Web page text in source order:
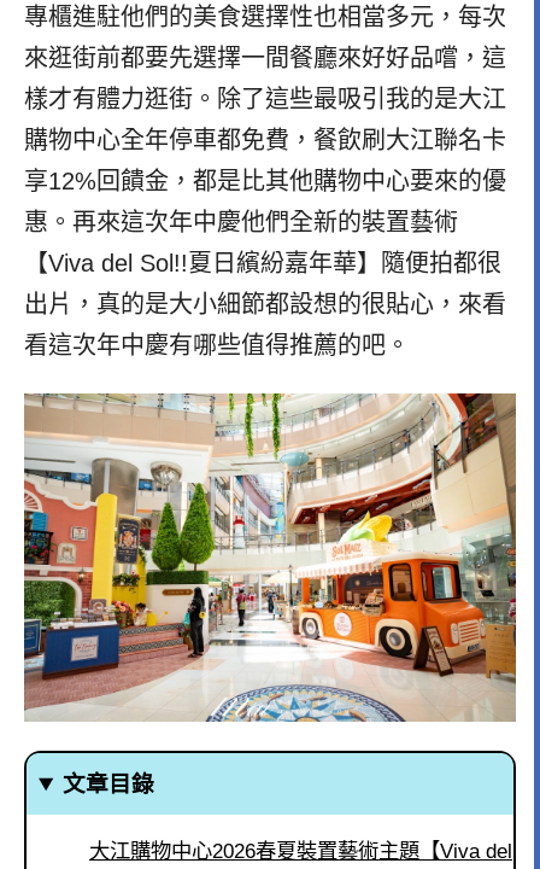
專櫃進駐他們的美食選擇性也相當多元，每次
來逛街前都要先選擇一間餐廳來好好品嚐，這
樣才有體力逛街。除了這些最吸引我的是大江
購物中心全年停車都免費，餐飲刷大江聯名卡
享12%回饋金，都是比其他購物中心要來的優
惠。再來這次年中慶他們全新的裝置藝術
【Viva del Sol!!夏日繽紛嘉年華】隨便拍都很
出片，真的是大小細節都設想的很貼心，來看
看這次年中慶有哪些值得推薦的吧。
文章目錄
大江購物中心2026春夏裝置藝術主題【Viva del